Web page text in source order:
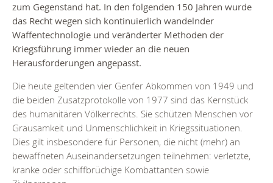
zum Gegenstand hat. In den folgenden 150 Jahren wurde
das Recht wegen sich kontinuierlich wandelnder
Waffentechnologie und veränderter Methoden der
Kriegsführung immer wieder an die neuen
Herausforderungen angepasst.
Die heute geltenden vier Genfer Abkommen von 1949 und
die beiden Zusatzprotokolle von 1977 sind das Kernstück
des humanitären Völkerrechts. Sie schützen Menschen vor
Grausamkeit und Unmenschlichkeit in Kriegssituationen.
Dies gilt insbesondere für Personen, die nicht (mehr) an
bewaffneten Auseinandersetzungen teilnehmen: verletzte,
kranke oder schiffbrüchige Kombattanten sowie